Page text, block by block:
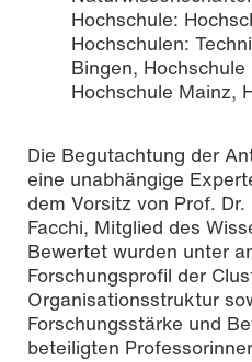
Hochschule:
Hochschulen:
Bingen,
Hochschule Mainz,
Die Begutachtung der
eine unabhängige
dem Vorsitz von Prof.
Facchi, Mitglied des
Bewertet wurden unter
Forschungsprofil der
Organisationsstruktur
Forschungsstärke und
beteiligten